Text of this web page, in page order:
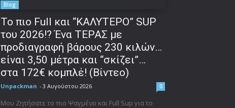
Blog
To πιο Full και “ΚΑΛΥΤΕΡΟ” SUP
του 2026!? Ένα ΤΕΡΑΣ με
προδιαγραφή βάρους 230 κιλών…
είναι 3,50 μέτρα και “σκίζει”…
στα 172€ κομπλέ! (Βίντεο)
Unpackman - 3 Αυγούστου 2026 0
Μου Ζητήσατε το πιο Ψαγμένο και Full Sup για το